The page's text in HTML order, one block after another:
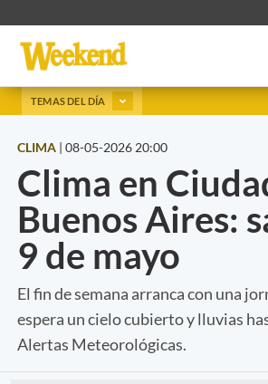
TEMAS DEL DÍA
CLIMA | 08-05-2026 20:00
Clima en
Buenos Aires:
9 de mayo
El fin de semana arranca con una
espera un cielo cubierto y lluvias
Alertas Meteorológicas.